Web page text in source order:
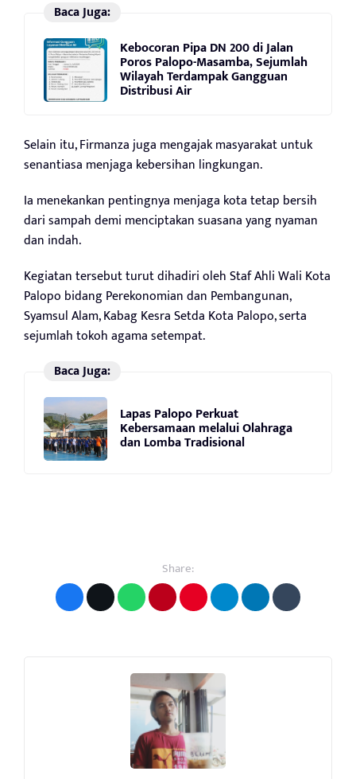
Baca Juga:
Kebocoran Pipa DN 200 di Jalan
Poros Palopo-Masamba, Sejumlah
Wilayah Terdampak Gangguan
Distribusi Air
Selain itu, Firmanza juga mengajak masyarakat untuk
senantiasa menjaga kebersihan lingkungan.
Ia menekankan pentingnya menjaga kota tetap bersih
dari sampah demi menciptakan suasana yang nyaman
dan indah.
Kegiatan tersebut turut dihadiri oleh Staf Ahli Wali Kota
Palopo bidang Perekonomian dan Pembangunan,
Syamsul Alam, Kabag Kesra Setda Kota Palopo, serta
sejumlah tokoh agama setempat.
Baca Juga:
Lapas Palopo Perkuat
Kebersamaan melalui Olahraga
dan Lomba Tradisional
Share: